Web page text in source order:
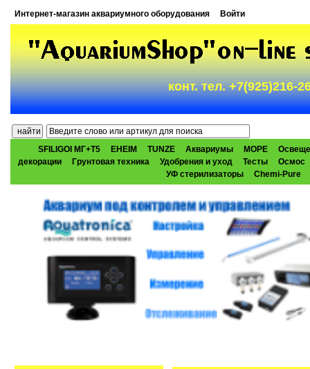
Интернет-магазин аквариумного оборудования Войти
конт. тел. +7(925)216-
SFILIGOI МГ+Т5 EHEIM TUNZE Аквариумы МОРЕ
декорации
Грунтовая техника Удобрения и уход Тесты
Осмос
УФ стерилизаторы
Chemi-Pure